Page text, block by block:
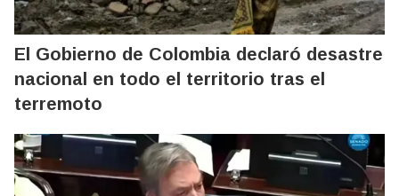
El Gobierno de Colombia declaró desastre
nacional en todo el territorio tras el
terremoto